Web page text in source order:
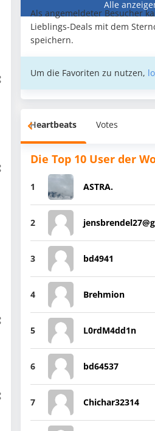
Alle
Als angemeldeter Besucher
Lieblings-Deals mit dem
speichern.
Um die Favoriten zu nutzen,
Heartbeats Votes
Die Top 10 User der
1 ASTRA.
2
3 bd4941
4 Brehmion
5 L0rdM4dd1n
6 bd64537
7 Chichar32314